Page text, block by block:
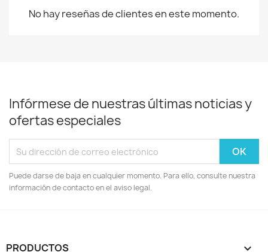
No hay reseñas de clientes en este momento.
Infórmese de nuestras últimas noticias y
ofertas especiales
Puede darse de baja en cualquier momento. Para ello, consulte nuestra
información de contacto en el aviso legal.
PRODUCTOS 